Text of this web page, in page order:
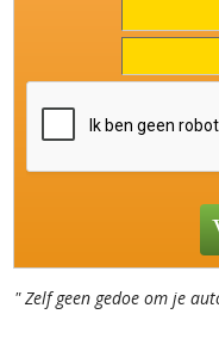
" Zelf geen gedoe om je